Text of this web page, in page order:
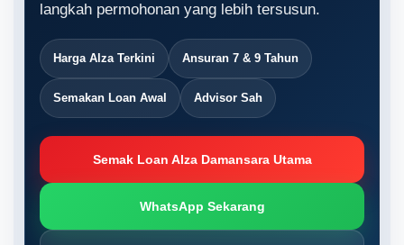
langkah permohonan yang lebih tersusun.
Harga Alza Terkini Ansuran 7 & 9 Tahun
Semakan Loan Awal Advisor Sah
Semak Loan Alza Damansara Utama
WhatsApp Sekarang